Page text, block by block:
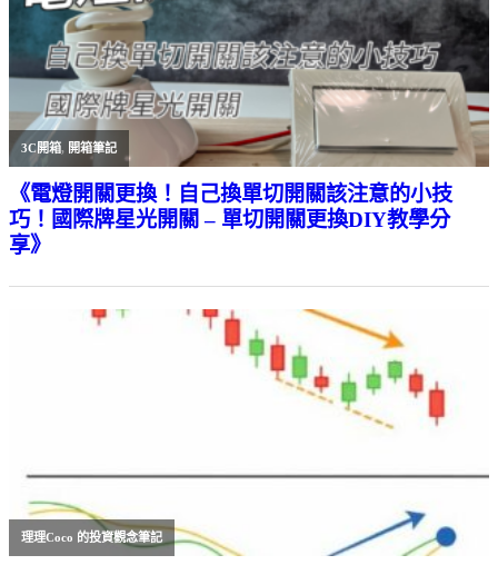
3C開箱, 開箱筆記
《電燈開關更換！自己換單切開關該注意的小技
巧！國際牌星光開關 – 單切開關更換DIY教學分
享》
理理Coco 的投資觀念筆記